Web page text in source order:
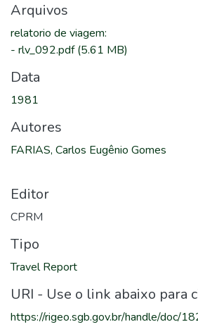
Arquivos
relatorio de viagem:
- rlv_092.pdf(5.61 MB)
Data
1981
Autores
FARIAS, Carlos Eugênio Gomes
Editor
CPRM
Tipo
Travel Report
URI - Use o link abaixo para
https://rigeo.sgb.gov.br/handle/doc/